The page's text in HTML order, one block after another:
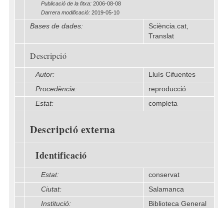
Publicació de la fitxa: 2006-08-08
Darrera modificació: 2019-05-10
Bases de dades:
Sciència.cat,
Translat
Descripció
Autor:
Lluís Cifuentes
Procedència:
reproducció
Estat:
completa
Descripció externa
Identificació
Estat:
conservat
Ciutat:
Salamanca
Institució:
Biblioteca General